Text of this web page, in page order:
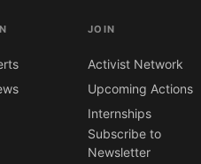
JOIN
Activist Network
Upcoming Actions
Internships
Subscribe to
Newsletter